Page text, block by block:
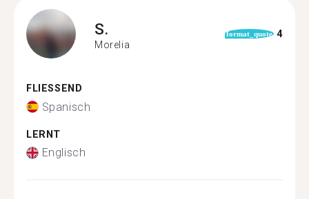
S.
Morelia
format_quote 4
FLIESSEND
Spanisch
LERNT
Englisch